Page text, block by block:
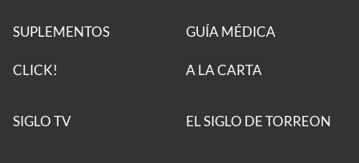
SUPLEMENTOS
CLICK!
GUÍA MÉDICA
A LA CARTA
SIGLO TV EL SIGLO DE TORREON